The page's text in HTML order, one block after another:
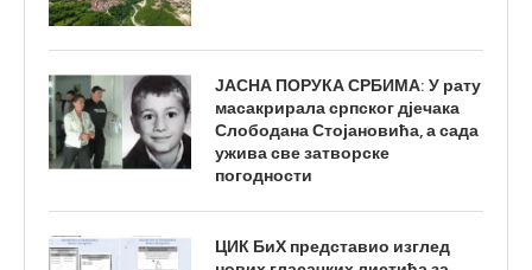
ЈАСНА ПОРУКА СРБИМА: У рату
масакрирала српског дјечака
Слободана Стојановића, а сада
ужива све затворске
погодности
ЦИК БиХ представио изглед